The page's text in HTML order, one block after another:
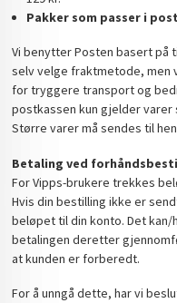
Pakker som passer i
Vi benytter Posten basert på
selv velge fraktmetode, men
for tryggere transport og
postkassen kun gjelder
Større varer må sendes til
Betaling ved
For Vipps-brukere trekkes
Hvis din bestilling ikke er
beløpet til din konto. Det
betalingen deretter
at kunden er forberedt.
For å unngå dette, har vi